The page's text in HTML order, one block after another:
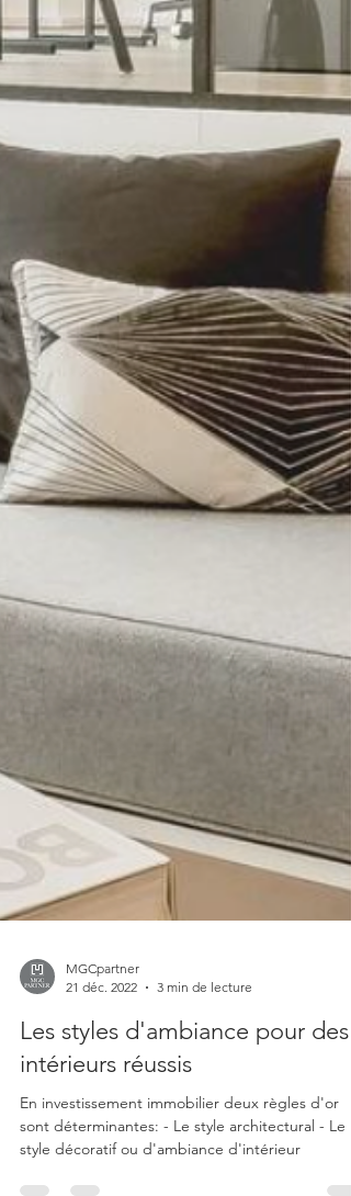
21 déc. 2022
3 min de lecture
Les styles d'ambiance pour des
intérieurs réussis
En investissement immobilier deux règles d'or
style décoratif ou d'ambiance d'intérieur